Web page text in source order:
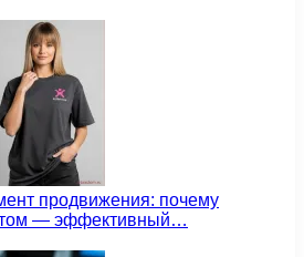
продвижения: почему
— эффективный…